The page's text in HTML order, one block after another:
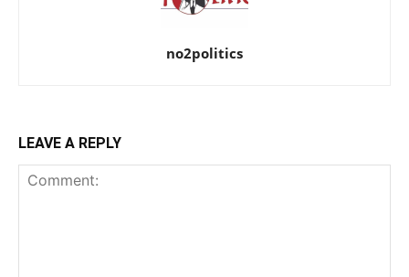
no2politics
LEAVE A REPLY